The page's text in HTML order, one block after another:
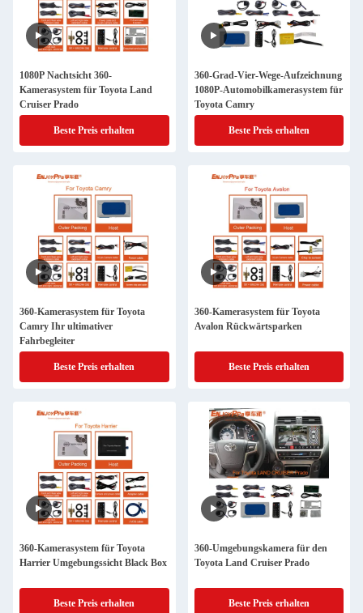
1080P Nachtsicht 360-
Kamerasystem für Toyota Land
Cruiser Prado
Beste Preis erhalten
360-Grad-Vier-Wege-Aufzeichnung
1080P-Automobilkamerasystem für
Toyota Camry
Beste Preis erhalten
360-Kamerasystem für Toyota
Camry Ihr ultimativer
Fahrbegleiter
Beste Preis erhalten
360-Kamerasystem für Toyota
Avalon Rückwärtsparken
Beste Preis erhalten
360-Kamerasystem für Toyota
Harrier Umgebungssicht Black Box
Beste Preis erhalten
360-Umgebungskamera für den
Toyota Land Cruiser Prado
Beste Preis erhalten